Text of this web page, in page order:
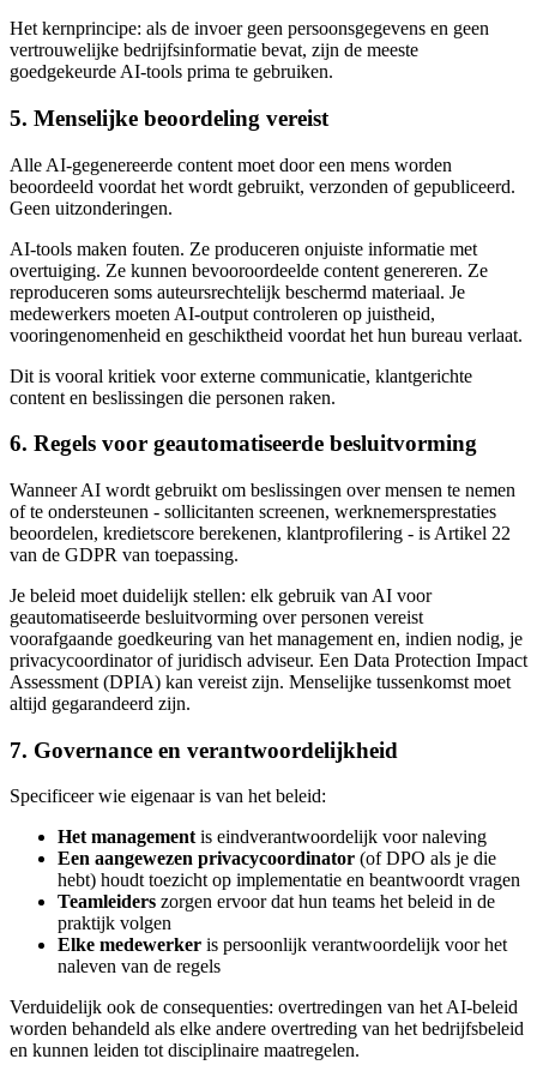
Het kernprincipe: als de invoer geen persoonsgegevens en geen
vertrouwelijke bedrijfsinformatie bevat, zijn de meeste
goedgekeurde AI-tools prima te gebruiken.
5. Menselijke beoordeling vereist
Alle AI-gegenereerde content moet door een mens worden
beoordeeld voordat het wordt gebruikt, verzonden of gepubliceerd.
Geen uitzonderingen.
AI-tools maken fouten. Ze produceren onjuiste informatie met
overtuiging. Ze kunnen bevooroordeelde content genereren. Ze
reproduceren soms auteursrechtelijk beschermd materiaal. Je
medewerkers moeten AI-output controleren op juistheid,
vooringenomenheid en geschiktheid voordat het hun bureau verlaat.
Dit is vooral kritiek voor externe communicatie, klantgerichte
content en beslissingen die personen raken.
6. Regels voor geautomatiseerde besluitvorming
Wanneer AI wordt gebruikt om beslissingen over mensen te nemen
of te ondersteunen - sollicitanten screenen, werknemersprestaties
beoordelen, kredietscore berekenen, klantprofilering - is Artikel 22
van de GDPR van toepassing.
Je beleid moet duidelijk stellen: elk gebruik van AI voor
geautomatiseerde besluitvorming over personen vereist
voorafgaande goedkeuring van het management en, indien nodig, je
privacycoordinator of juridisch adviseur. Een Data Protection Impact
Assessment (DPIA) kan vereist zijn. Menselijke tussenkomst moet
altijd gegarandeerd zijn.
7. Governance en verantwoordelijkheid
Specificeer wie eigenaar is van het beleid:
Het managementis eindverantwoordelijk voor naleving
Een aangewezen privacycoordinator (of DPO als je die
hebt) houdt toezicht op implementatie en beantwoordt vragen
Teamleiders zorgen ervoor dat hun teams het beleid in de
praktijk volgen
Elke medewerker is persoonlijk verantwoordelijk voor het
naleven van de regels
Verduidelijk ook de consequenties: overtredingen van het AI-beleid
worden behandeld als elke andere overtreding van het bedrijfsbeleid
en kunnen leiden tot disciplinaire maatregelen.